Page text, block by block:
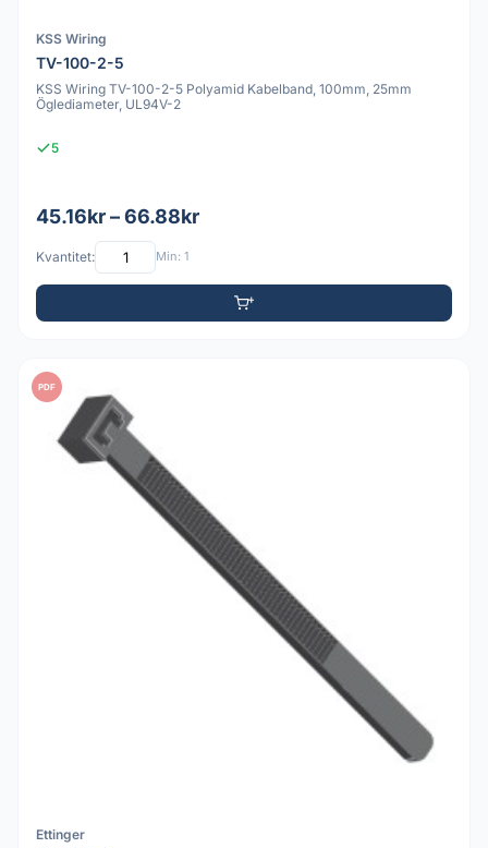
KSS Wiring
TV-100-2-5
KSS Wiring TV-100-2-5 Polyamid Kabelband, 100mm, 25mm
Öglediameter, UL94V-2
5
45.16kr – 66.88kr
Kvantitet: Min: 1
PDF
Ettinger